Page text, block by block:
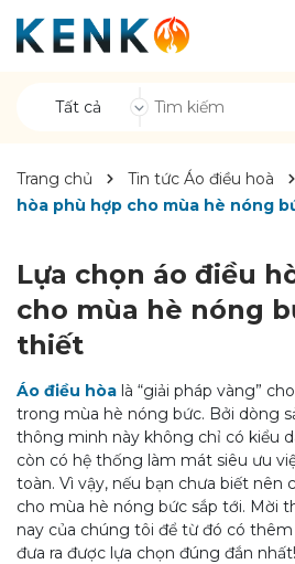
Tất cả
Trang chủ Tin tức Áo điều hoà
hòa phù hợp cho mùa hè nóng
Lựa chọn áo điều
cho mùa hè nóng
thiết
Áo điều hòa là “giải pháp vàng”
trong mùa hè nóng bức. Bởi dòng
thông minh này không chỉ có kiểu
còn có hệ thống làm mát siêu ưu
toàn. Vì vậy, nếu bạn chưa biết nên
cho mùa hè nóng bức sắp tới. Mời
nay của chúng tôi để từ đó có
đưa ra được lựa chọn đúng đắn nhất!